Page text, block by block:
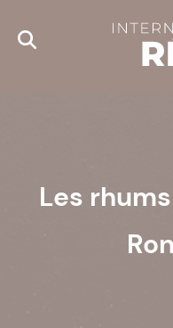
Les
Cookies management